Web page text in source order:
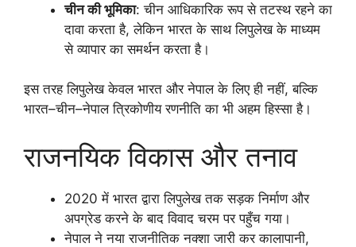
चीन की भूमिका: चीन आधिकारिक रूप से तटस्थ रहने का
दावा करता है, लेकिन भारत के साथ लिपुलेख के माध्यम
से व्यापार का समर्थन करता है।
इस तरह लिपुलेख केवल भारत और नेपाल के लिए ही नहीं, बल्कि
भारत–चीन–नेपाल त्रिकोणीय रणनीति का भी अहम हिस्सा है।
राजनयिक विकास और तनाव
2020 में भारत द्वारा लिपुलेख तक सड़क निर्माण और
अपग्रेड करने के बाद विवाद चरम पर पहुँच गया।
नेपाल ने नया राजनीतिक नक्शा जारी कर कालापानी,